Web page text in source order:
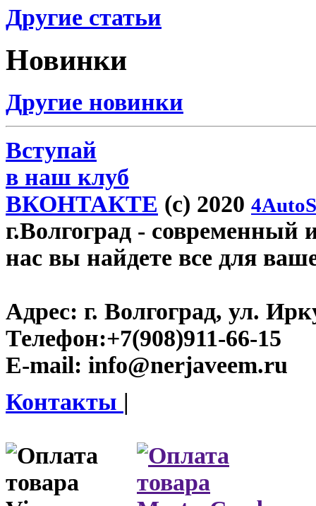
Другие статьи
Новинки
Другие новинки
Вступай
в наш клуб
ВКОНТАКТЕ (c) 2020
г.Волгоград - современный
нас вы найдете все для
Адрес: г. Волгоград, ул.
Телефон:+7(908)911-66-15
E-mail: info@nerjaveem.ru
Контакты |